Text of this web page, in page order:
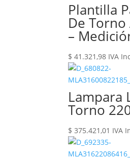
Plantilla
De
–
$ 41.321,98 IVA
Lampara
Torno
$ 375.421,01 IVA